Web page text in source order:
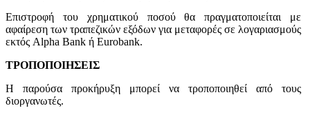
Επιστροφή του χρηματικού ποσού θα πραγματοποιείται με
αφαίρεση των τραπεζικών εξόδων για μεταφορές σε λογαριασμούς
εκτός Alpha Bank ή Eurobank.
ΤΡΟΠΟΠΟΙΗΣΕΙΣ
Η παρούσα προκήρυξη μπορεί να τροποποιηθεί από τους
διοργανωτές.